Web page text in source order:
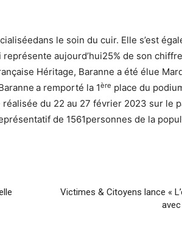
le soin du cuir. Elle s’est
aujourd’hui25% de son chiffre
Héritage, Baranne a été élue
a remporté la 1ère place du
réalisée du 22 au 27 février 2023 sur le
de 1561personnes de la
Victimes & Citoyens lance «